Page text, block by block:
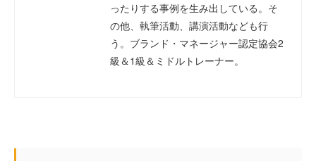
ったりする事例を生み出している。そ
の他、執筆活動、講演活動なども行
う。ブランド・マネージャー認定協会2
級＆1級＆ミドルトレーナー。